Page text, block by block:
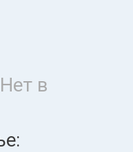
Нет в